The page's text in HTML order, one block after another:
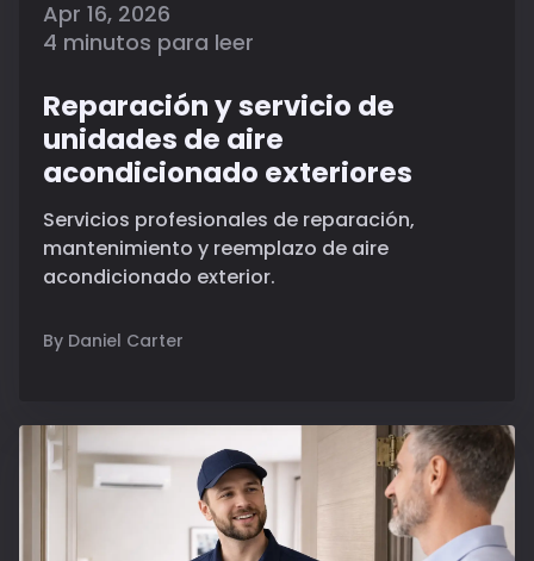
Apr 16, 2026
4 minutos para leer
Reparación y servicio de
unidades de aire
acondicionado exteriores
Servicios profesionales de reparación,
mantenimiento y reemplazo de aire
acondicionado exterior.
By Daniel Carter